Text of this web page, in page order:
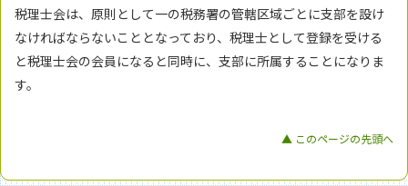
税理士会は、原則として一の税務署の管轄区域ごとに支部を設け
なければならないこととなっており、税理士として登録を受ける
と税理士会の会員になると同時に、支部に所属することになりま
す。
▲ このページの先頭へ